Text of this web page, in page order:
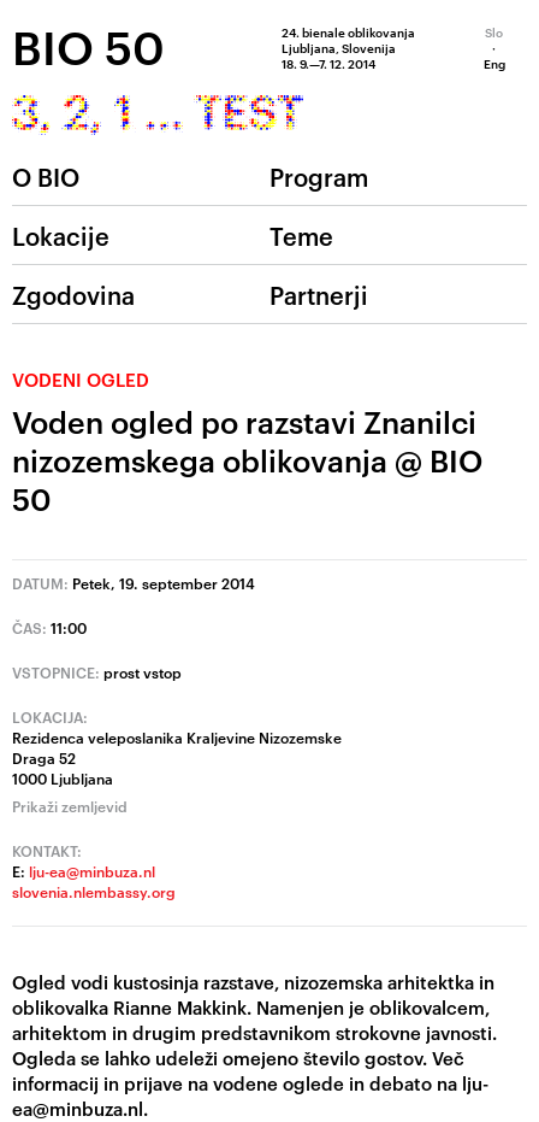
BIO 50
24. bienale oblikovanja
Ljubljana, Slovenija
18. 9.—7. 12. 2014
Slo
·
Eng
O BIO
Program
Lokacije
Teme
Zgodovina
Partnerji
VODENI OGLED
Voden ogled po razstavi Znanilci
nizozemskega oblikovanja @ BIO
50
DATUM: Petek, 19. september 2014
ČAS: 11:00
VSTOPNICE: prost vstop
LOKACIJA:
Rezidenca veleposlanika Kraljevine Nizozemske
Draga 52
1000 Ljubljana
Prikaži zemljevid
KONTAKT:
E: lju-ea@minbuza.nl
slovenia.nlembassy.org
Ogled vodi kustosinja razstave, nizozemska arhitektka in
oblikovalka Rianne Makkink. Namenjen je oblikovalcem,
arhitektom in drugim predstavnikom strokovne javnosti.
Ogleda se lahko udeleži omejeno število gostov. Več
informacij in prijave na vodene oglede in debato na lju-
ea@minbuza.nl.